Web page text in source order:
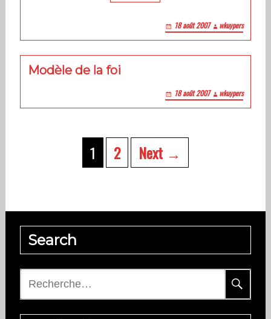
18 août 2007 wkuypers
Modèle de la foi
18 août 2007 wkuypers
1 2 Next →
Search
Rechercher :